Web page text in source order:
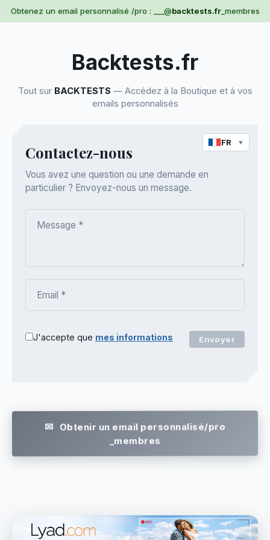
Obtenez un email personnalisé /pro : ___@backtests.fr_membres
Backtests.fr
Tout sur BACKTESTS — Accédez à la Boutique et à vos
emails personnalisés
FR ▼
Contactez-nous
Vous avez une question ou une demande en
particulier ? Envoyez-nous un message.
J'accepte que mes informations Envoyer
Obtenir un email personnalisé/pro
_membres